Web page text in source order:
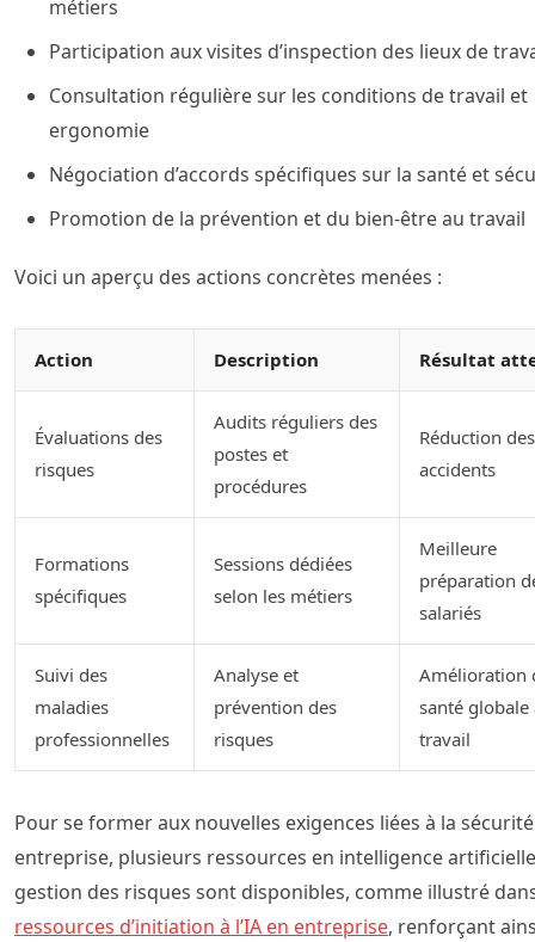
métiers
Participation aux visites d’inspection des lieux de
Consultation régulière sur les conditions de travail et
ergonomie
Négociation d’accords spécifiques sur la santé et
Promotion de la prévention et du bien-être au travail
Voici un aperçu des actions concrètes menées :
Action Description Résultat
Évaluations des
risques
Audits réguliers des
postes et
procédures
Réduction des
accidents
Formations
spécifiques
Sessions dédiées
selon les métiers
Meilleure
préparation
salariés
Suivi des
maladies
professionnelles
Analyse et
prévention des
risques
Amélioration
santé globale
travail
Pour se former aux nouvelles exigences liées à la
entreprise, plusieurs ressources en intelligence
gestion des risques sont disponibles, comme illustré
ressources d’initiation à l’IA en entreprise, renforçant